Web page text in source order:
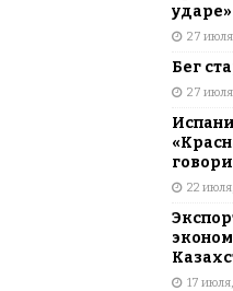
27
Бег
27
22
17